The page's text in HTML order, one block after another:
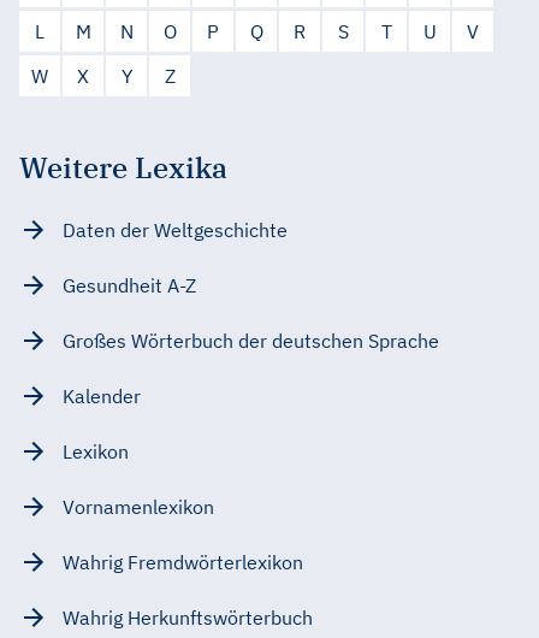
L
M N O P Q R S T U
V
W
X Y Z
Weitere Lexika
Daten der Weltgeschichte
Gesundheit A-Z
Großes Wörterbuch der deutschen Sprache
Kalender
Lexikon
Vornamenlexikon
Wahrig Fremdwörterlexikon
Wahrig Herkunftswörterbuch